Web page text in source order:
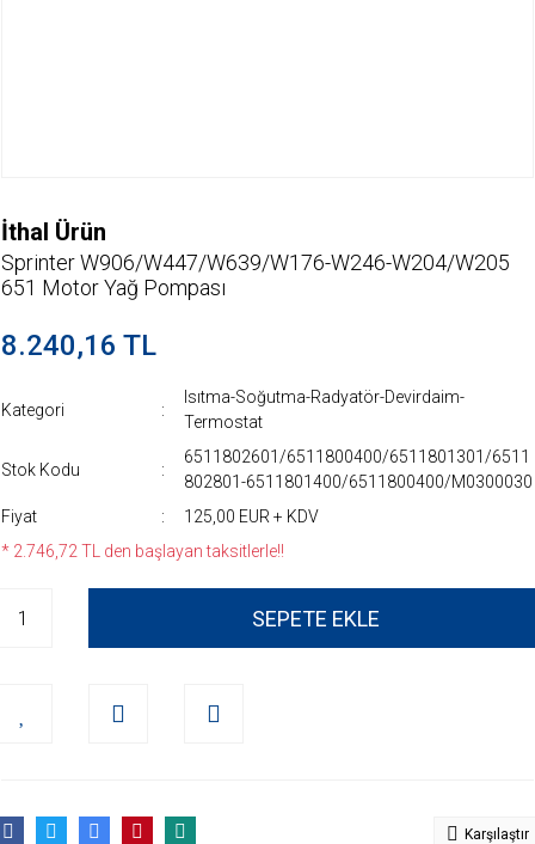
İthal Ürün
Sprinter W906/W447/W639/W176-W246-W204/W205
651 Motor Yağ Pompası
8.240,16 TL
Kategori
Isıtma-Soğutma-Radyatör-Devirdaim-
Termostat
Stok Kodu
6511802601/6511800400/6511801301/6511
802801-6511801400/6511800400/M0300030
Fiyat
125,00 EUR + KDV
* 2.746,72 TL den başlayan taksitlerle!!
SEPETE EKLE
Karşılaştır